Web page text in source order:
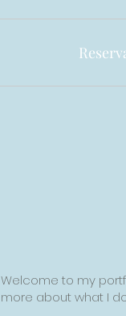
Welcome to my
more about what I